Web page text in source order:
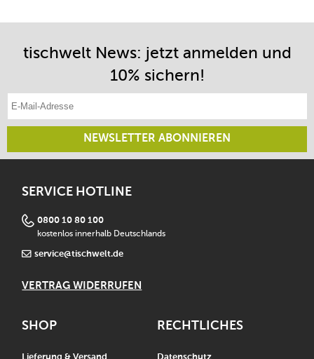
tischwelt News: jetzt anmelden und
10% sichern!
E-Mail-Adresse eintragen
NEWSLETTER ABONNIEREN
SERVICE HOTLINE
0800 10 80 100
kostenlos innerhalb Deutschlands
service@tischwelt.de
VERTRAG WIDERRUFEN
SHOP RECHTLICHES